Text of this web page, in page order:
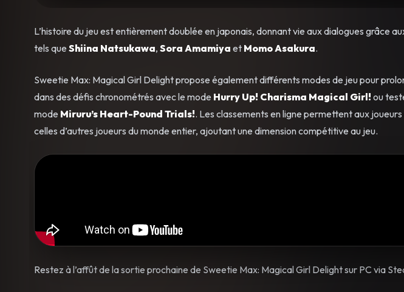
L’histoire du jeu est entièrement doublée en japonais, donnant vie aux dialogues grâce
tels que Shiina Natsukawa, Sora Amamiya et Momo Asakura.
Sweetie Max: Magical Girl Delight propose également différents modes de jeu pour
dans des défis chronométrés avec le mode Hurry Up! Charisma Magical Girl! ou
mode Miruru’s Heart-Pound Trials!. Les classements en ligne permettent aux
celles d’autres joueurs du monde entier, ajoutant une dimension compétitive au jeu.
Restez à l’affût de la sortie prochaine de Sweetie Max: Magical Girl Delight sur PC via